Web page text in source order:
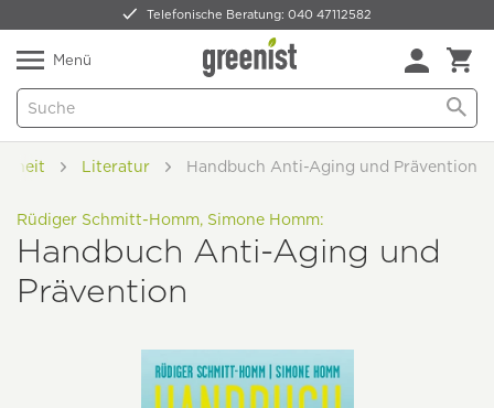
Telefonische Beratung: 040 47112582
Natürlich Pflanzlich Lecker
Menü
Literatur Handbuch Anti-Aging und Prävention
Rüdiger Schmitt-Homm, Simone Homm:
Handbuch Anti-Aging und
Prävention